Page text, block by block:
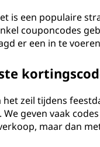
is een populaire
couponcodes
er een in te
zeil tijdens
geven vaak
maar dan